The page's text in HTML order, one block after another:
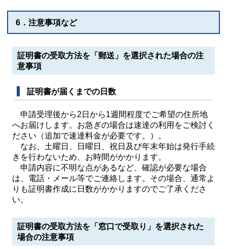
6．注意事項など
証明書の受取方法を「郵送」を選択された場合の注
意事項
証明書が届くまでの日数
申請受理後から2日から1週間程度でご希望の住所地
へお届けします。お急ぎの場合は速達の利用をご検討く
ださい（追加で速達料金が必要です。）。
なお、土曜日、日曜日、祝日及び年末年始は発行手続
きを行わないため、お時間がかかります。
申請内容に不明な点があるなど、確認が必要な場合
は、電話・メール等でご連絡します。その場合、通常よ
りも証明書作成に日数がかかりますのでご了承くださ
い。
証明書の受取方法を「窓口で受取り」を選択された
場合の注意事項